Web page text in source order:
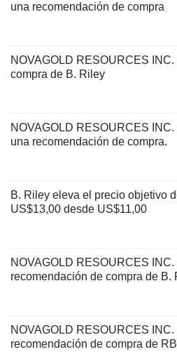
una recomendación de compra
NOVAGOLD RESOURCES
compra de B. Riley
NOVAGOLD RESOURCES
una recomendación de compra.
B. Riley eleva el precio objetivo
US$13,00 desde US$11,00
NOVAGOLD RESOURCES INC.
recomendación de compra de B.
NOVAGOLD RESOURCES INC.
recomendación de compra de